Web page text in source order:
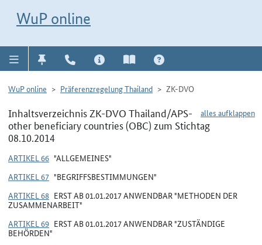
WuP online
WuP online Präferenzregelung Thailand ZK-DVO
alles aufklappen
Inhaltsverzeichnis ZK-DVO Thailand/APS-
other beneficiary countries (OBC) zum Stichtag
08.10.2014
ARTIKEL 66 "ALLGEMEINES"
ARTIKEL 67 "BEGRIFFSBESTIMMUNGEN"
ARTIKEL 68 ERST AB 01.01.2017 ANWENDBAR "METHODEN DER
ZUSAMMENARBEIT"
ARTIKEL 69 ERST AB 01.01.2017 ANWENDBAR "ZUSTÄNDIGE
BEHÖRDEN"